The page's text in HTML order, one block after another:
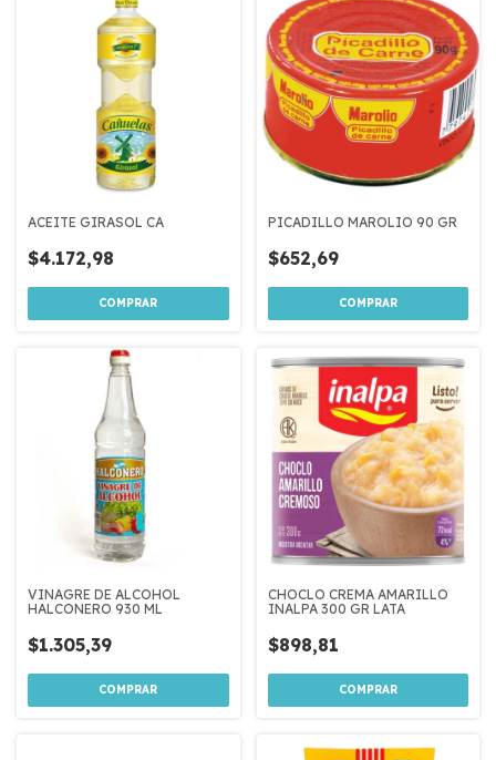
ACEITE GIRASOL CA
$4.172,98
PICADILLO MAROLIO 90 GR
$652,69
VINAGRE DE ALCOHOL
HALCONERO 930 ML
$1.305,39
CHOCLO CREMA AMARILLO
INALPA 300 GR LATA
$898,81